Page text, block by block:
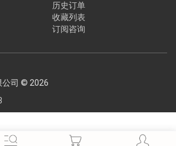
历史订单
收藏列表
订阅咨询
公司 © 2026